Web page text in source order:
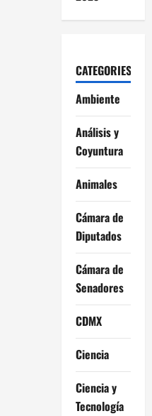
CATEGORIES
Ambiente
Análisis y
Coyuntura
Animales
Cámara de
Diputados
Cámara de
Senadores
CDMX
Ciencia
Ciencia y
Tecnología